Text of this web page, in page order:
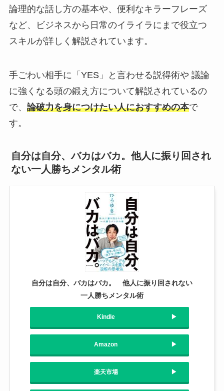
論理的な話し方の基本や、便利なキラーフレーズ
など、ビジネスから日常のイライラにまで役立つ
スキルが詳しく解説されています。
手ごわい相手に「YES」と言わせる説得術や 議論
に強くなる頭の鍛え方について解説されているの
で、 論破力を身につけたい人におすすめの本で
す。
自分は自分、バカはバカ。他人に振り回され
ない一人勝ちメンタル術
自分は自分、バカはバカ。 他人に振り回されない
一人勝ちメンタル術
Kindle
Amazon
楽天市場